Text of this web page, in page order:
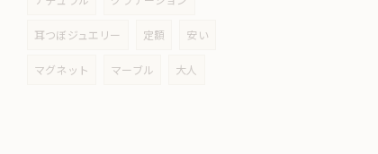
耳つぼジュエリー 定額 安い
マグネット マーブル 大人